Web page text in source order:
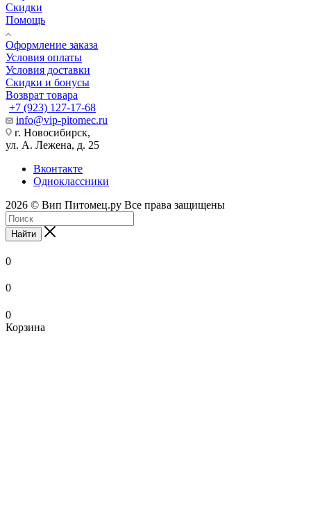
Скидки
Помощь
Оформление заказа
Условия оплаты
Условия доставки
Скидки и бонусы
Возврат товара
+7 (923) 127-17-68
info@vip-pitomec.ru
г. Новосибирск,
ул. А. Лежена, д. 25
Вконтакте
Одноклассники
2026 © Вип Питомец.ру Все права защищены
Найти
0
0
0
Корзина